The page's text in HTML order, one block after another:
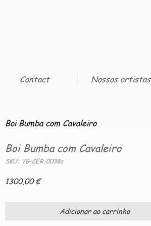
Contact Nossos artistas
Boi Bumba com Cavaleiro
Boi Bumba com Cavaleiro
SKU: VG-CER-0038a
1300,00 €Preço
Adicionar ao carrinho